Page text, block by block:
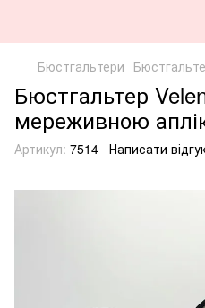
Бюстгальтери
Бюстгальтер
мереживною
Артикул: 7514 Написати